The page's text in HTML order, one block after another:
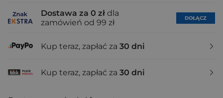
Dostawa za 0 zł dla
zamówień od 99 zł
DOŁĄCZ
Kup teraz, zapłać za 30 dni
Kup teraz, zapłać za 30 dni